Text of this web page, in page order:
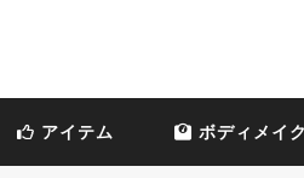
アイテム ボディメイク